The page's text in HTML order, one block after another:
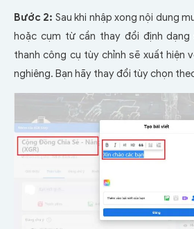
Bước 2: Sau khi nhập xong nội dung
hoặc cụm từ cần thay đổi định dạng
thanh công cụ tùy chỉnh sẽ xuất hiện
nghiêng. Bạn hãy thay đổi tùy chọn